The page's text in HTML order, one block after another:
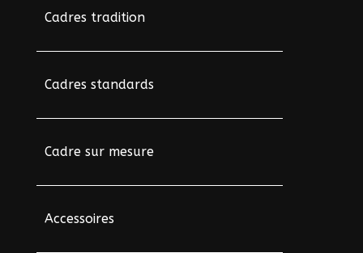
Cadres tradition
Cadres standards
Cadre sur mesure
Accessoires